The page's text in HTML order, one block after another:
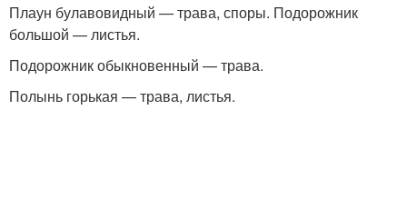
Плаун булавовидный — трава, споры. Подорожник
большой — листья.
Подорожник обыкновенный — трава.
Полынь горькая — трава, листья.